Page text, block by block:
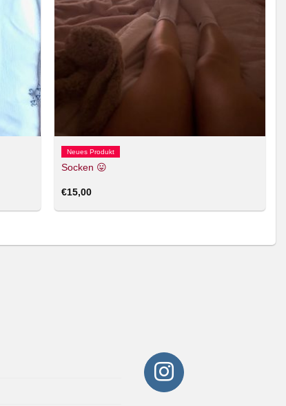
Neues Produkt
Socken 😛
€15,00